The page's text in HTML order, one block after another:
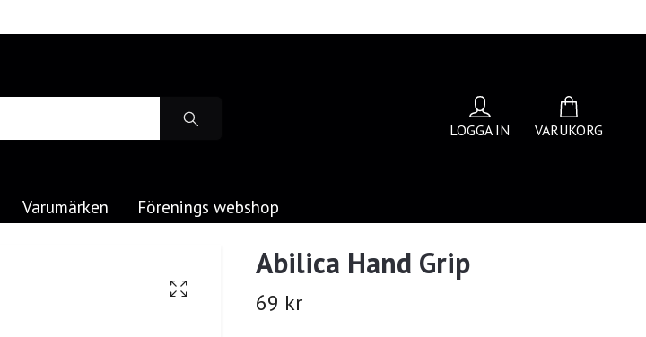
LOGGA IN VARUKORG
Varumärken Förenings webshop
Abilica Hand Grip
69 kr